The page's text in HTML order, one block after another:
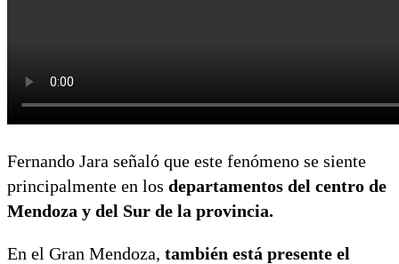
Fernando Jara señaló que este fenómeno se siente
principalmente en los departamentos del centro de
Mendoza y del Sur de la provincia.
En el Gran Mendoza, también está presente el